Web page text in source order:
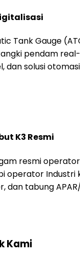
Tank Gauge
pendam real-
dan solusi
K3 Resmi
resmi
operator Industri
dan tabung
Kami